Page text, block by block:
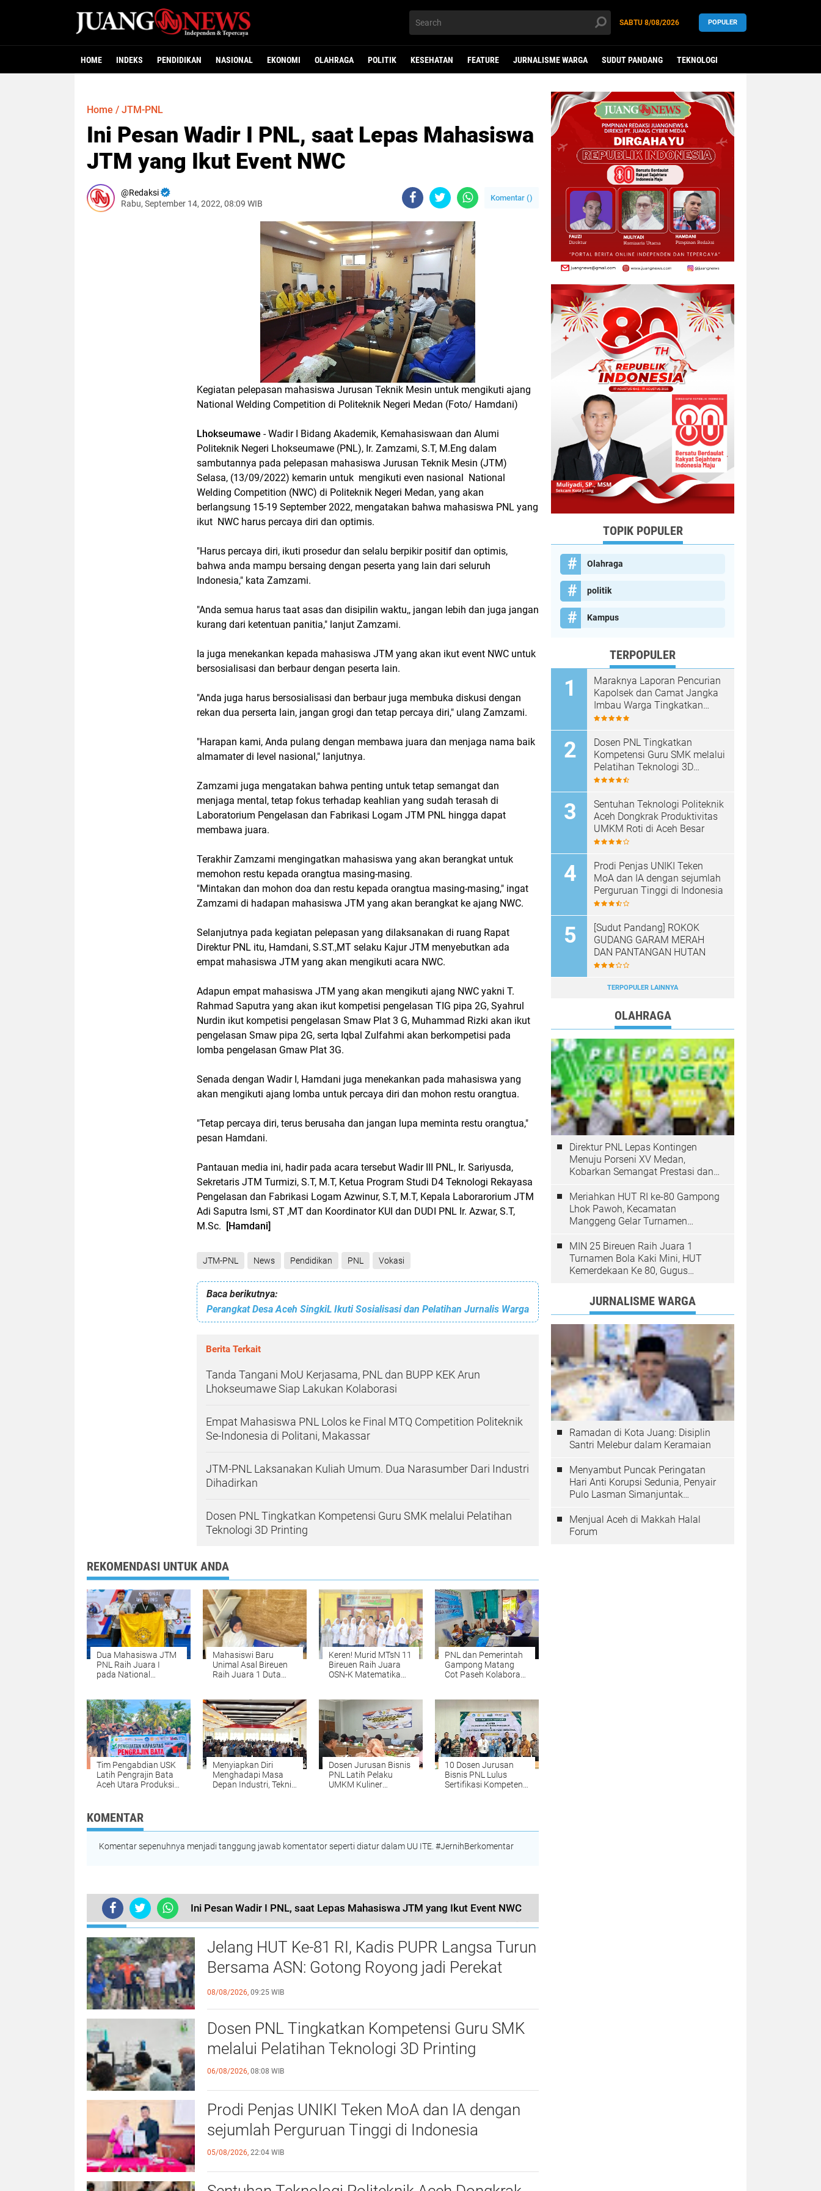
SABTU 8/08/2026 POPULER
HOME INDEKS PENDIDIKAN NASIONAL EKONOMI OLAHRAGA POLITIK KESEHATAN FEATURE JURNALISME WARGA SUDUT PANDANG TEKNOLOGI
Home / JTM-PNL
Ini Pesan Wadir I PNL, saat Lepas Mahasiswa
JTM yang Ikut Event NWC
Redaksi
Rabu, September 14, 2022, 08:09 WIB
Komentar ()
Kegiatan pelepasan mahasiswa Jurusan Teknik Mesin untuk mengikuti ajang
National Welding Competition di Politeknik Negeri Medan (Foto/ Hamdani)
Lhokseumawe - Wadir I Bidang Akademik, Kemahasiswaan dan Alumi
Politeknik Negeri Lhokseumawe (PNL), Ir. Zamzami, S.T, M.Eng dalam
sambutannya pada pelepasan mahasiswa Jurusan Teknik Mesin (JTM)
Selasa, (13/09/2022) kemarin untuk mengikuti even nasional National
Welding Competition (NWC) di Politeknik Negeri Medan, yang akan
berlangsung 15-19 September 2022, mengatakan bahwa mahasiswa PNL yang
ikut NWC harus percaya diri dan optimis.
"Harus percaya diri, ikuti prosedur dan selalu berpikir positif dan optimis,
bahwa anda mampu bersaing dengan peserta yang lain dari seluruh
Indonesia," kata Zamzami.
"Anda semua harus taat asas dan disipilin waktu,, jangan lebih dan juga jangan
kurang dari ketentuan panitia," lanjut Zamzami.
Ia juga menekankan kepada mahasiswa JTM yang akan ikut event NWC untuk
bersosialisasi dan berbaur dengan peserta lain.
"Anda juga harus bersosialisasi dan berbaur juga membuka diskusi dengan
rekan dua perserta lain, jangan grogi dan tetap percaya diri," ulang Zamzami.
"Harapan kami, Anda pulang dengan membawa juara dan menjaga nama baik
almamater di level nasional," lanjutnya.
Zamzami juga mengatakan bahwa penting untuk tetap semangat dan
menjaga mental, tetap fokus terhadap keahlian yang sudah terasah di
Laboratorium Pengelasan dan Fabrikasi Logam JTM PNL hingga dapat
membawa juara.
Terakhir Zamzami mengingatkan mahasiswa yang akan berangkat untuk
memohon restu kepada orangtua masing-masing.
"Mintakan dan mohon doa dan restu kepada orangtua masing-masing," ingat
Zamzami di hadapan mahasiswa JTM yang akan berangkat ke ajang NWC.
Selanjutnya pada kegiatan pelepasan yang dilaksanakan di ruang Rapat
Direktur PNL itu, Hamdani, S.ST.,MT selaku Kajur JTM menyebutkan ada
empat mahasiswa JTM yang akan mengikuti acara NWC.
Adapun empat mahasiswa JTM yang akan mengikuti ajang NWC yakni T.
Rahmad Saputra yang akan ikut kompetisi pengelasan TIG pipa 2G, Syahrul
Nurdin ikut kompetisi pengelasan Smaw Plat 3 G, Muhammad Rizki akan ikut
pengelasan Smaw pipa 2G, serta Iqbal Zulfahmi akan berkompetisi pada
lomba pengelasan Gmaw Plat 3G.
Senada dengan Wadir I, Hamdani juga menekankan pada mahasiswa yang
akan mengikuti ajang lomba untuk percaya diri dan mohon restu orangtua.
"Tetap percaya diri, terus berusaha dan jangan lupa meminta restu orangtua,"
pesan Hamdani.
Pantauan media ini, hadir pada acara tersebut Wadir III PNL, Ir. Sariyusda,
Sekretaris JTM Turmizi, S.T, M.T, Ketua Program Studi D4 Teknologi Rekayasa
Pengelasan dan Fabrikasi Logam Azwinur, S.T, M.T, Kepala Laborarorium JTM
Adi Saputra Ismi, ST ,MT dan Koordinator KUI dan DUDI PNL Ir. Azwar, S.T,
M.Sc.
[Hamdani]
JTM-PNL News Pendidikan PNL Vokasi
Baca berikutnya:
Perangkat Desa Aceh SingkiL Ikuti Sosialisasi dan Pelatihan Jurnalis Warga
Berita Terkait
Tanda Tangani MoU Kerjasama, PNL dan BUPP KEK Arun
Lhokseumawe Siap Lakukan Kolaborasi
Empat Mahasiswa PNL Lolos ke Final MTQ Competition Politeknik
Se-Indonesia di Politani, Makassar
JTM-PNL Laksanakan Kuliah Umum. Dua Narasumber Dari Industri
Dihadirkan
Dosen PNL Tingkatkan Kompetensi Guru SMK melalui Pelatihan
Teknologi 3D Printing
REKOMENDASI UNTUK ANDA
Dua Mahasiswa JTM
PNL Raih Juara I
pada National
Surabaya
Mahasiswi Baru
Unimal Asal Bireuen
Raih Juara 1 Duta
Lhokseumawe ke
Tingkat Nasional
Keren! Murid MTsN 11
Bireuen Raih Juara
OSN-K Matematika
PNL dan Pemerintah
Gampong Matang
Cot Paseh Kolaborasi
Tim Pengabdian USK
Latih Pengrajin Bata
Aceh Utara Produksi
Lumpur Banjir
Menyiapkan Diri
Menghadapi Masa
Depan Industri, Teknik
Dosen Jurusan Bisnis
PNL Latih Pelaku
UMKM Kuliner
10 Dosen Jurusan
Bisnis PNL Lulus
Sertifikasi Kompetensi
KOMENTAR
Komentar sepenuhnya menjadi tanggung jawab komentator seperti diatur dalam UU ITE. #JernihBerkomentar
Ini Pesan Wadir I PNL, saat Lepas Mahasiswa JTM yang Ikut Event NWC
TERKINI
Jelang HUT Ke-81 RI, Kadis PUPR Langsa Turun
Bersama ASN: Gotong Royong jadi Perekat
Kebersamaan
08/08/2026, 09:25 WIB
Dosen PNL Tingkatkan Kompetensi Guru SMK
melalui Pelatihan Teknologi 3D Printing
06/08/2026, 08:08 WIB
Prodi Penjas UNIKI Teken MoA dan IA dengan
sejumlah Perguruan Tinggi di Indonesia
05/08/2026, 22:04 WIB
TOPIK POPULER
Olahraga
politik
Kampus
TERPOPULER
Maraknya Laporan Pencurian
Kapolsek dan Camat Jangka
Imbau Warga Tingkatkan
Kewaspadaan
Dosen PNL Tingkatkan
Kompetensi Guru SMK melalui
Pelatihan Teknologi 3D
Printing
Sentuhan Teknologi Politeknik
Aceh Dongkrak Produktivitas
UMKM Roti di Aceh Besar
Prodi Penjas UNIKI Teken
MoA dan IA dengan sejumlah
Perguruan Tinggi di Indonesia
[Sudut Pandang] ROKOK
GUDANG GARAM MERAH
DAN PANTANGAN HUTAN
TERPOPULER LAINNYA
OLAHRAGA
Direktur PNL Lepas Kontingen
Menuju Porseni XV Medan,
Kobarkan Semangat Prestasi dan
Meriahkan HUT RI ke-80 Gampong
Lhok Pawoh, Kecamatan
Manggeng Gelar Turnamen
MIN 25 Bireuen Raih Juara 1
Turnamen Bola Kaki Mini, HUT
Kemerdekaan Ke 80, Gugus
JURNALISME WARGA
Ramadan di Kota Juang: Disiplin
Santri Melebur dalam Keramaian
Menyambut Puncak Peringatan
Hari Anti Korupsi Sedunia, Penyair
Pulo Lasman Simanjuntak
Korupsi di Indonesia
Menjual Aceh di Makkah Halal
Forum